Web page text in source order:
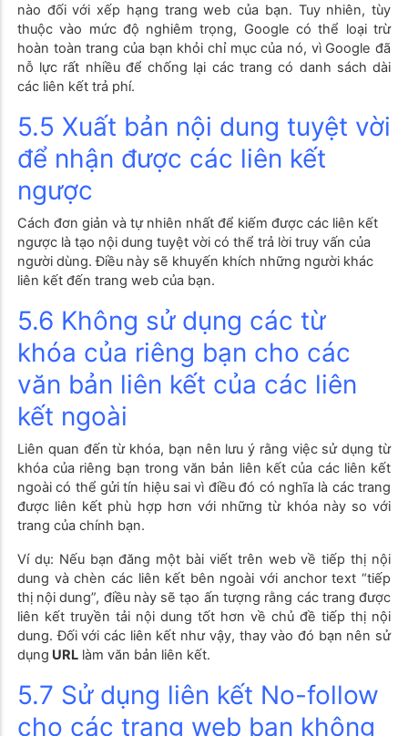
nào đối với xếp hạng trang web của bạn. Tuy nhiên, tùy
thuộc vào mức độ nghiêm trọng, Google có thể loại trừ
hoàn toàn trang của bạn khỏi chỉ mục của nó, vì Google đã
nỗ lực rất nhiều để chống lại các trang có danh sách dài
các liên kết trả phí.
5.5 Xuất bản nội dung tuyệt vời
để nhận được các liên kết
ngược
Cách đơn giản và tự nhiên nhất để kiếm được các liên kết
ngược là tạo nội dung tuyệt vời có thể trả lời truy vấn của
người dùng. Điều này sẽ khuyến khích những người khác
liên kết đến trang web của bạn.
5.6 Không sử dụng các từ
khóa của riêng bạn cho các
văn bản liên kết của các liên
kết ngoài
Liên quan đến từ khóa, bạn nên lưu ý rằng việc sử dụng từ
khóa của riêng bạn trong văn bản liên kết của các liên kết
ngoài có thể gửi tín hiệu sai vì điều đó có nghĩa là các trang
được liên kết phù hợp hơn với những từ khóa này so với
trang của chính bạn.
Ví dụ: Nếu bạn đăng một bài viết trên web về tiếp thị nội
dung và chèn các liên kết bên ngoài với anchor text “tiếp
thị nội dung”, điều này sẽ tạo ấn tượng rằng các trang được
liên kết truyền tải nội dung tốt hơn về chủ đề tiếp thị nội
dung. Đối với các liên kết như vậy, thay vào đó bạn nên sử
dụng URLlàm văn bản liên kết.
5.7 Sử dụng liên kết No-follow
cho các trang web bạn không